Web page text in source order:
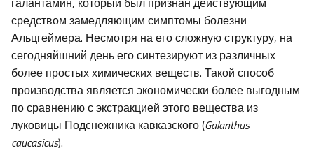
средством замедляющим симптомы болезни
Альцгеймера. Несмотря на его сложную структуру, на
сегодняйшний день его синтезируют из различных
более простых химических веществ. Такой способ
производства является экономически более выгодным
по сравнению с экстракцией этого вещества из
луковицы Подснежника кавказского (Galanthus
caucasicus).